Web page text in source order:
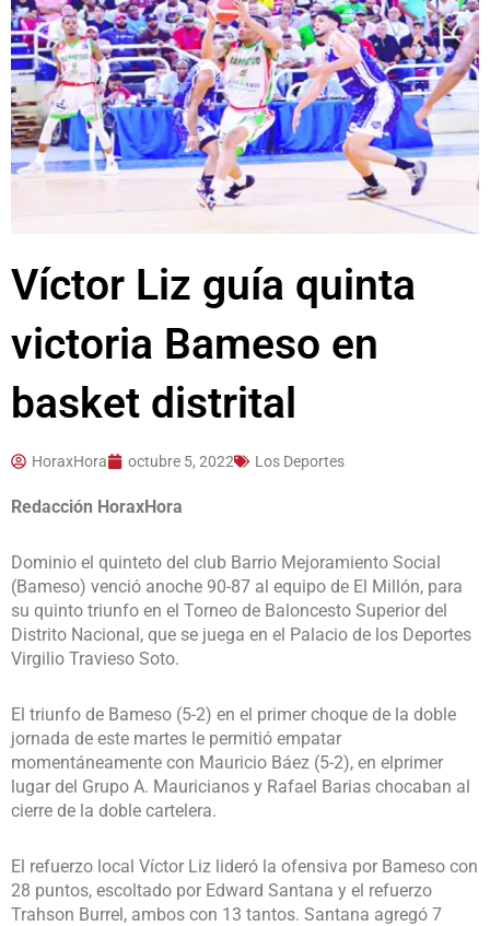
Víctor Liz guía quinta
victoria Bameso en
basket distrital
HoraxHora octubre 5, 2022 Los Deportes
Redacción HoraxHora
Dominio el quinteto del club Barrio Mejoramiento Social
(Bameso) venció anoche 90-87 al equipo de El Millón, para
su quinto triunfo en el Torneo de Baloncesto Superior del
Distrito Nacional, que se juega en el Palacio de los Deportes
Virgilio Travieso Soto.
El triunfo de Bameso (5-2) en el primer choque de la doble
jornada de este martes le permitió empatar
momentáneamente con Mauricio Báez (5-2), en elprimer
lugar del Grupo A. Mauricianos y Rafael Barias chocaban al
cierre de la doble cartelera.
El refuerzo local Víctor Liz lideró la ofensiva por Bameso con
28 puntos, escoltado por Edward Santana y el refuerzo
Trahson Burrel, ambos con 13 tantos. Santana agregó 7